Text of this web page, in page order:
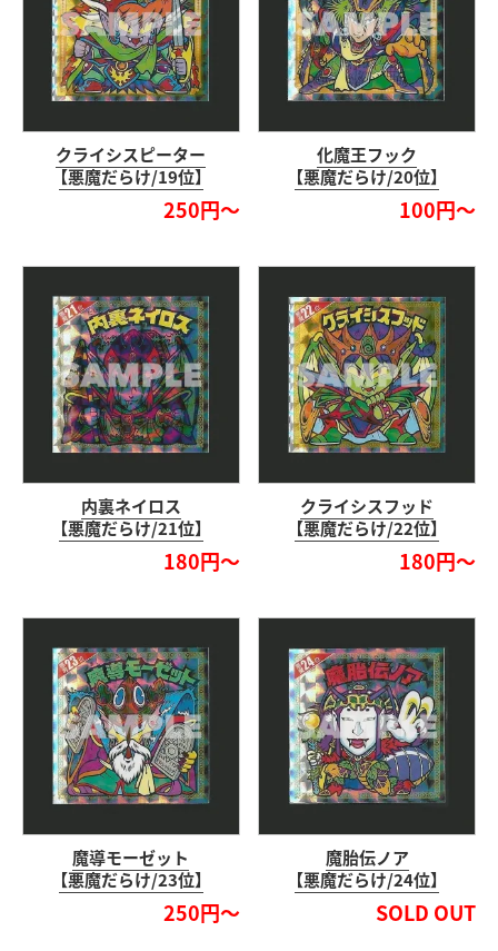
クライシスピーター
【悪魔だらけ/19位】
250円～
化魔王フック
【悪魔だらけ/20位】
100円～
内裏ネイロス
【悪魔だらけ/21位】
180円～
クライシスフッド
【悪魔だらけ/22位】
180円～
魔導モーゼット
【悪魔だらけ/23位】
250円～
魔胎伝ノア
【悪魔だらけ/24位】
SOLD OUT